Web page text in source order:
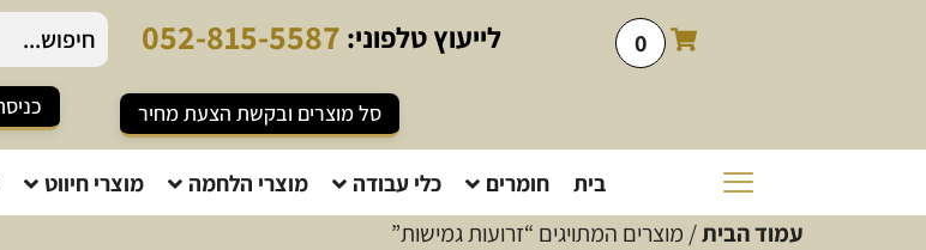
0 לייעוץטלפוני: 052-815-5587
סל מוצרים ובקשת הצעת מחיר
בית חומרים כלי עבודה מוצרי הלחמה מוצרי חיווט
עמוד הבית/ מוצרים המתויגים “זרועות גמישות”